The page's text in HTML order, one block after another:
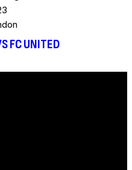
FC UNITED